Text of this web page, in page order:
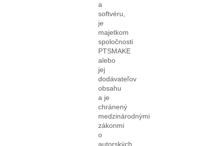
a
softvéru,
je
majetkom
spoločnosti
PTSMAKE
alebo
jej
dodávateľov
obsahu
a je
chránený
medzinárodnými
zákonmi
o
autorských